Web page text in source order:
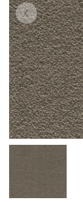
CENÍK
REFERENCE
SOUTĚŽ
KONTAKT